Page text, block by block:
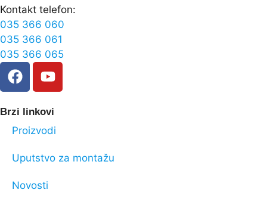
Kontakt telefon:
035 366 060
035 366 061
035 366 065
Brzi linkovi
Proizvodi
Uputstvo za montažu
Novosti